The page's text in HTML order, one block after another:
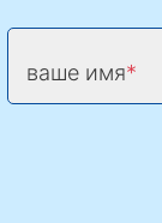
ваше имя